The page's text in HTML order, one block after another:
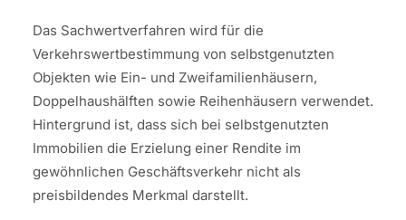
Das Sachwertverfahren wird für die
Verkehrswertbestimmung von selbstgenutzten
Objekten wie Ein- und Zweifamilienhäusern,
Doppelhaushälften sowie Reihenhäusern verwendet.
Hintergrund ist, dass sich bei selbstgenutzten
Immobilien die Erzielung einer Rendite im
gewöhnlichen Geschäftsverkehr nicht als
preisbildendes Merkmal darstellt.